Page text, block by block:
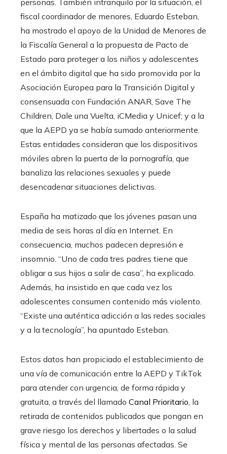
personas. También intranquilo por la situación, el
fiscal coordinador de menores, Eduardo Esteban,
ha mostrado el apoyo de la Unidad de Menores de
la Fiscalía General a la propuesta de Pacto de
Estado para proteger a los niños y adolescentes
en el ámbito digital que ha sido promovida por la
Asociación Europea para la Transición Digital y
consensuada con Fundación ANAR, Save The
Children, Dale una Vuelta, iCMedia y Unicef; y a la
que la AEPD ya se había sumado anteriormente.
Estas entidades consideran que los dispositivos
móviles abren la puerta de la pornografía, que
banaliza las relaciones sexuales y puede
desencadenar situaciones delictivas.
España ha matizado que los jóvenes pasan una
media de seis horas al día en Internet. En
consecuencia, muchos padecen depresión e
insomnio. “Uno de cada tres padres tiene que
obligar a sus hijos a salir de casa”, ha explicado.
Además, ha insistido en que cada vez los
adolescentes consumen contenido más violento.
“Existe una auténtica adicción a las redes sociales
y a la tecnología”, ha apuntado Esteban.
Estos datos han propiciado el establecimiento de
una vía de comunicación entre la AEPD y TikTok
para atender con urgencia, de forma rápida y
gratuita, a través del llamado Canal Prioritario, la
retirada de contenidos publicados que pongan en
grave riesgo los derechos y libertades o la salud
física y mental de las personas afectadas. Se